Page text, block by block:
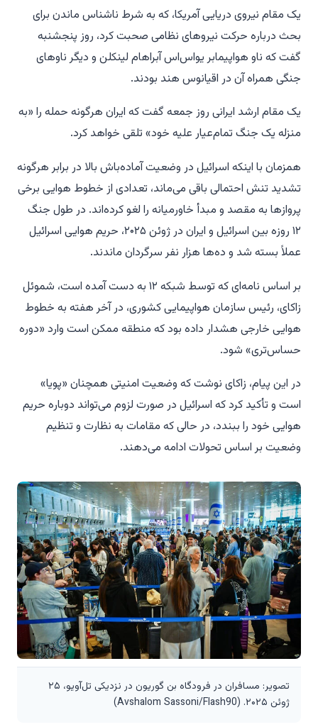
یک مقام نیروی دریایی آمریکا، که به شرط ناشناس ماندن برای
بحث درباره حرکت نیروهای نظامی صحبت کرد، روز پنجشنبه
گفت که ناو هواپیمابر یواس‌اس آبراهام لینکلن و دیگر ناوهای
جنگی همراه آن در اقیانوس هند بودند.
یک مقام ارشد ایرانی روز جمعه گفت که ایران هرگونه حمله را «به
منزله یک جنگ تمام‌عیار علیه خود» تلقی خواهد کرد.
همزمان با اینکه اسرائیل در وضعیت آماده‌باش بالا در برابر هرگونه
تشدید تنش احتمالی باقی می‌ماند، تعدادی از خطوط هوایی برخی
پروازها به مقصد و مبدأ خاورمیانه را لغو کرده‌اند. در طول جنگ
۱۲ روزه بین اسرائیل و ایران در ژوئن ۲۰۲۵، حریم هوایی اسرائیل
عملاً بسته شد و ده‌ها هزار نفر سرگردان ماندند.
بر اساس نامه‌ای که توسط شبکه ۱۲ به دست آمده است، شموئل
زاکای، رئیس سازمان هواپیمایی کشوری، در آخر هفته به خطوط
هوایی خارجی هشدار داده بود که منطقه ممکن است وارد «دوره
حساس‌تری» شود.
در این پیام، زاکای نوشت که وضعیت امنیتی همچنان «پویا»
است و تأکید کرد که اسرائیل در صورت لزوم می‌تواند دوباره حریم
هوایی خود را ببندد، در حالی که مقامات به نظارت و تنظیم
وضعیت بر اساس تحولات ادامه می‌دهند.
تصویر: مسافران در فرودگاه بن گوریون در نزدیکی تل‌آویو، ۲۵
ژوئن ۲۰۲۵. (Avshalom Sassoni/Flash90)